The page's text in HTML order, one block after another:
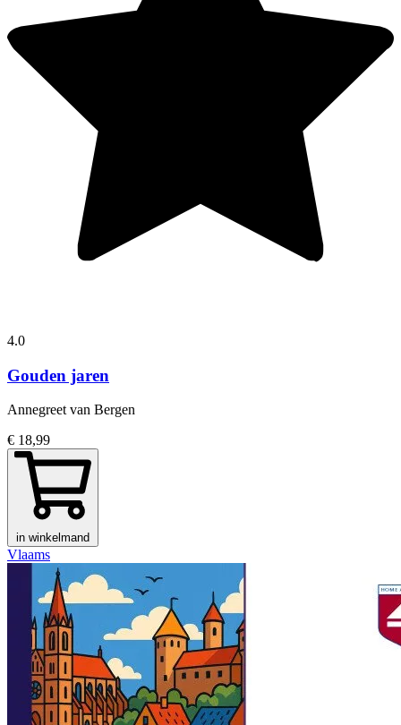
4.0
Gouden jaren
Annegreet van Bergen
€ 18,99
in winkelmand
Vlaams